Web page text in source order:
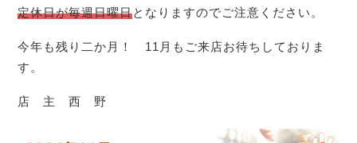
定休日が毎週日曜日となりますのでご注意ください。
今年も残り二か月！ 11月もご来店お待ちしておりま
す。
店 主 西 野